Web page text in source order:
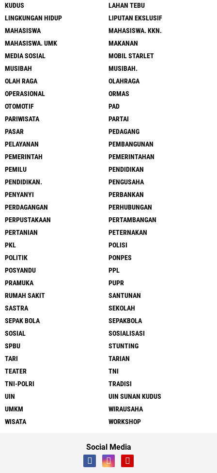
KUDUS
LAHAN TEBU
LINGKUNGAN HIDUP
LIPUTAN EKSLUSIF
MAHASISWA
MAHASISWA. KKN.
MAHASISWA. UMK
MAKANAN
MEDIA SOSIAL
MOBIL STARLET
MUSIBAH
MUSIBAH.
OLAH RAGA
OLAHRAGA
OPERASIONAL
ORMAS
OTOMOTIF
PAD
PARIWISATA
PARTAI
PASAR
PEDAGANG
PELAYANAN
PEMBANGUNAN
PEMERINTAH
PEMERINTAHAN
PEMILU
PENDIDIKAN
PENDIDIKAN.
PENGUSAHA
PENYANYI
PERBANKAN
PERDAGANGAN
PERHUBUNGAN
PERPUSTAKAAN
PERTAMBANGAN
PERTANIAN
PETERNAKAN
PKL
POLISI
POLITIK
PONPES
POSYANDU
PPL
PRAMUKA
PUPR
RUMAH SAKIT
SANTUNAN
SASTRA
SEKOLAH
SEPAK BOLA
SEPAKBOLA
SOSIAL
SOSIALISASI
SPBU
STUNTING
TARI
TARIAN
TEATER
TNI
TNI-POLRI
TRADISI
UIN
UIN SUNAN KUDUS
UMKM
WIRAUSAHA
WISATA
WORKSHOP
Social Media